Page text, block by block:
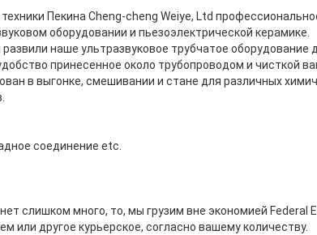
Пекина Cheng-cheng Weiye, Ltd
оборудовании и пьезоэлектрической керамике.
наше ультразвуковое трубчатое оборудование
принесенное около трубопроводом и чисткой
в выгонке, смешивании и стане для различных
соединение etc.
слишком много, то, мы грузим вне экономией Federal
или другое курьерское, согласно вашему количеству.